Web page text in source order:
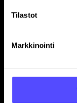
Tilastot
Markkinointi
Avoimet työpaikat